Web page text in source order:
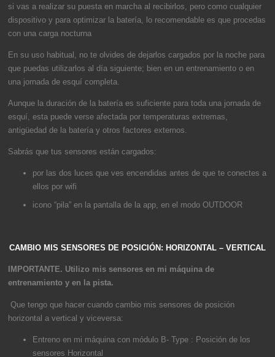
si vas a realizar su puesta en marcha al recibirlos, pero como cualquier
dispositivo y para optimizar la batería, lo recomendable es que procedas
con una carga nocturna
En su uso habitual, no te olvides de dejarlos cargados por la noche para
que puedas utilizarlos al día siguiente; bien en un entrenamiento o en
una jornada de esquí completa.
Aunque la duración de la batería es suficiente para toda una jornada de
esquí, esta puede verse afectada por temperaturas extremas,
antigüedad de la batería y otros factores externos.
Sabrás que tus sensores están cargados:
por las dos luces que ves encendidas antes de que te conectes a
ellos por wifi
icono “pila” en la pantalla de la app, en el modo OUTDOOR
CAMBIO MIS SENSORES DE POSICIÓN: HORIZONTAL – VERTICAL
IMPORTANTE. Utilizo mis sensores en mi máquina de
entrenamiento y en la pista.
Que tengo que hacer cuando cambio mis sensores de posición
horizontal a vertical y viceversa:
Entreno en mi máquina con módulo B- Type : Posición de los
sensores Horizontal